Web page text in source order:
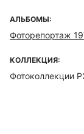
АЛЬБОМЫ:
Фоторепортаж
КОЛЛЕКЦИЯ:
Фотоколлекции